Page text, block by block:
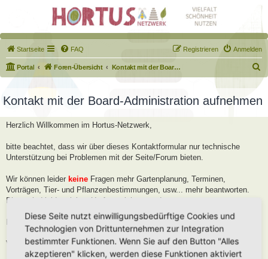
Startseite FAQ Anmelden
Registrieren
Portal Foren-Übersicht Kontakt mit der Board-Administration aufnehmen
u
Kontakt mit der Board-Administration aufnehmen
Herzlich Willkommen im Hortus-Netzwerk,
bitte beachtet, dass wir über dieses Kontaktformular nur technische
Unterstützung bei Problemen mit der Seite/Forum bieten.
Wir können leider keine Fragen mehr Gartenplanung, Terminen,
Vorträgen, Tier- und Pflanzenbestimmungen, usw... mehr beantworten.
Diese sind leider viel zu Umfangreich geworden.
Bitte stellt diese Fragen im Forum, dort helfen wir Euch gerne weiter.
Viele Grüße
Diese Seite nutzt einwilligungsbedürftige Cookies und
Technologien von Drittunternehmen zur Integration
bestimmter Funktionen. Wenn Sie auf den Button "Alles
akzeptieren" klicken, werden diese Funktionen aktiviert